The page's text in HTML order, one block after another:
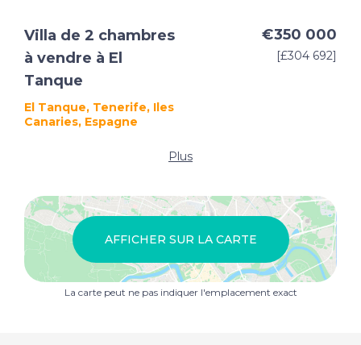
Villa de 2 chambres
à vendre à El
Tanque
El Tanque, Tenerife, Iles
Canaries, Espagne
€350 000
[£304 692]
Plus
AFFICHER SUR LA CARTE
La carte peut ne pas indiquer l'emplacement exact